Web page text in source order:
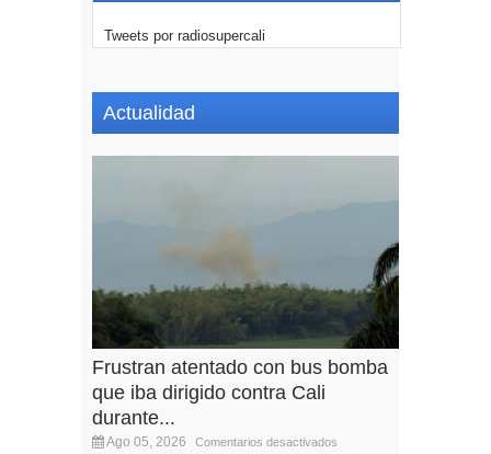
Tweets por radiosupercali
Actualidad
Frustran atentado con bus bomba
que iba dirigido contra Cali
durante...
Ago 05, 2026 Comentarios desactivados